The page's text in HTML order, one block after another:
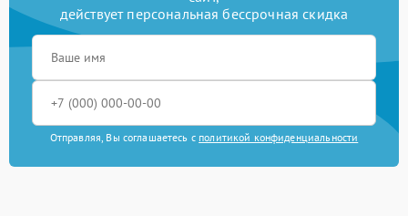
действует персональная бессрочная скидка
Отправляя, Вы соглашаетесь с политикой конфиденциальности